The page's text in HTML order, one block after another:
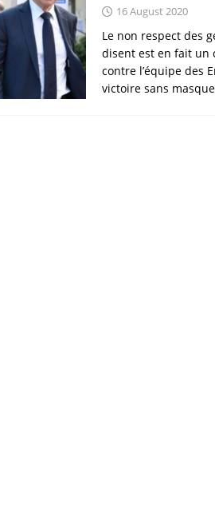
16 August 2020
Le non respect des
disent est en fait un
contre l’équipe des
victoire sans